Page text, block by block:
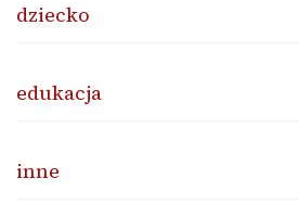
dziecko
edukacja
inne